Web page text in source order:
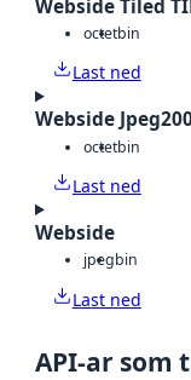
Webside Tiled
octetbin
Last ned
Webside
octetbin
Last ned
Webside
jpegbin
Last ned
API-ar som